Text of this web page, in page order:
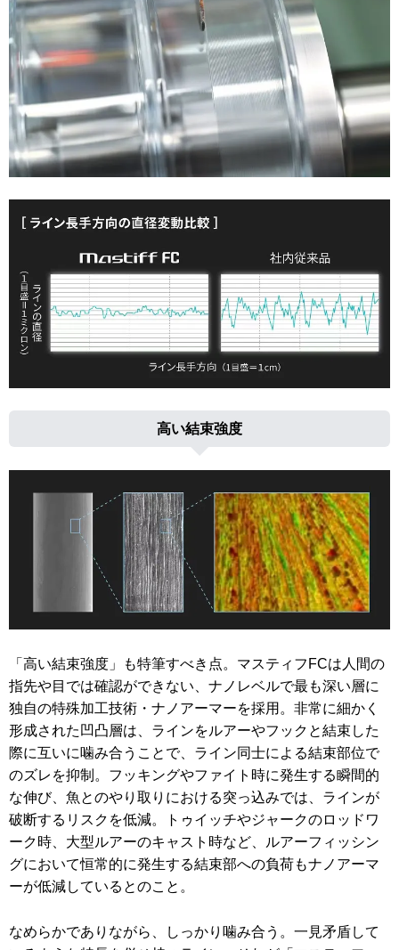
高い結束強度
「高い結束強度」も特筆すべき点。マスティフFCは人間の
指先や目では確認ができない、ナノレベルで最も深い層に
独自の特殊加工技術・ナノアーマーを採用。非常に細かく
形成された凹凸層は、ラインをルアーやフックと結束した
際に互いに噛み合うことで、ライン同士による結束部位で
のズレを抑制。フッキングやファイト時に発生する瞬間的
な伸び、魚とのやり取りにおける突っ込みでは、ラインが
破断するリスクを低減。トゥイッチやジャークのロッドワ
ーク時、大型ルアーのキャスト時など、ルアーフィッシン
グにおいて恒常的に発生する結束部への負荷もナノアーマ
ーが低減しているとのこと。
なめらかでありながら、しっかり噛み合う。一見矛盾して